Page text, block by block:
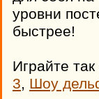
уровни
быстрее!
Играйте
3, Шоу